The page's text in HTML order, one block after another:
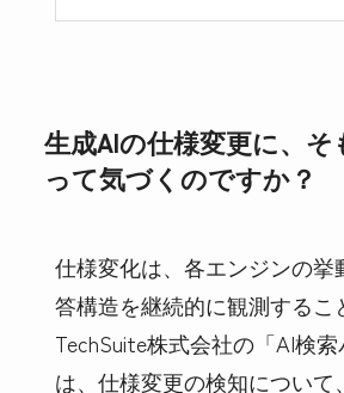
生成AIの仕様変更に、
って気づくのですか？
仕様変化は、各エンジンの挙
答構造を継続的に観測するこ
TechSuite株式会社の「AI検索
は、仕様変更の検知について